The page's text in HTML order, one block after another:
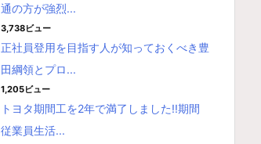
通の方が強烈...
3,738ビュー
正社員登用を目指す人が知っておくべき豊
田綱領とプロ...
1,205ビュー
トヨタ期間工を2年で満了しました!!期間
従業員生活...